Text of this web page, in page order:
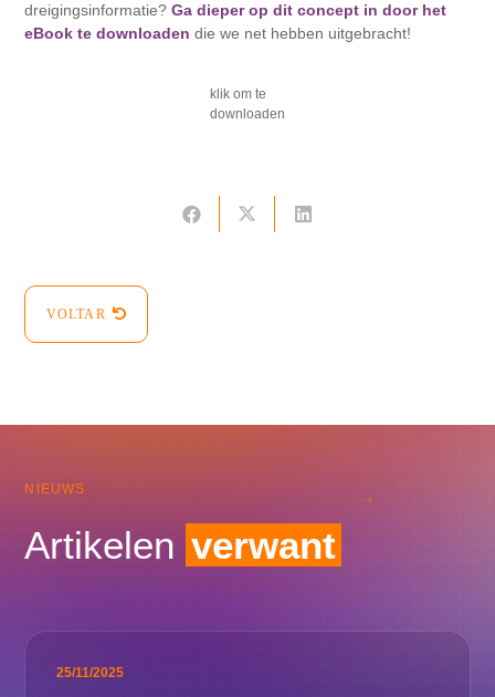
dreigingsinformatie?Ga dieper op dit concept in door het
eBook te downloaden die we net hebben uitgebracht!
klik om te
downloaden
VOLTAR
NIEUWS
Artikelen verwant
25/11/2025